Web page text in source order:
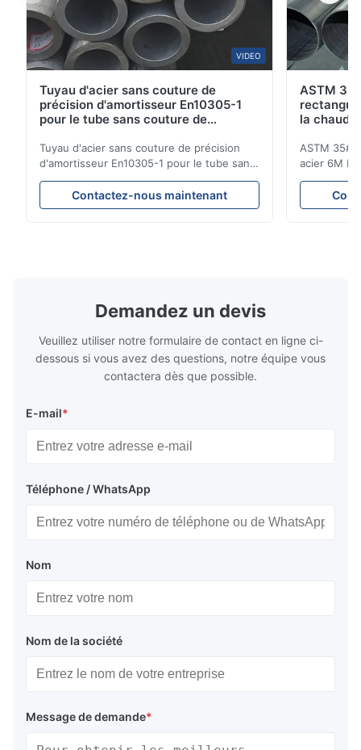
VIDEO
Tuyau d'acier sans couture de
précision d'amortisseur En10305-1
pour le tube sans couture de
Tuyau d'acier sans couture de précision
d'amortisseur En10305-1 pour le tube sans
couture de chaudière Tubes en acier de
précision sans couture Pour être employé
dans des pièces de circuit hydraulique,
Contactez-nous maintenant
ASTM
la
ASTM 35#
acier 6M
20MnG
incluent le
chimique
Demandez un devis
Veuillez utiliser notre formulaire de contact en ligne ci-
dessous si vous avez des questions, notre équipe vous
contactera dès que possible.
E-mail*
Téléphone / WhatsApp
Nom
Nom de la société
Message de demande*